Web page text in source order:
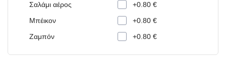
Σαλάμι αέρος
+0.80 €
Μπέικον
+0.80 €
Ζαμπόν
+0.80 €